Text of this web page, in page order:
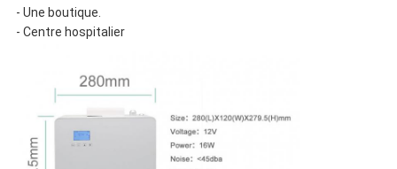
- Une boutique.
- Centre hospitalier